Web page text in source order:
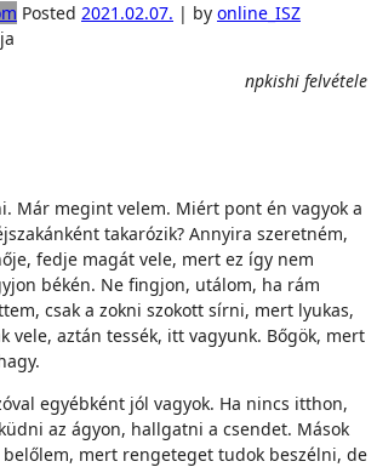
Posted 2021.02.07. | by online_ISZ
npkishi felvétele
Már megint velem. Miért pont én vagyok a
takarózik? Annyira szeretném,
fedje magát vele, mert ez így nem
békén. Ne fingjon, utálom, ha rám
csak a zokni szokott sírni, mert lyukas,
vele, aztán tessék, itt vagyunk. Bőgök, mert
egyébként jól vagyok. Ha nincs itthon,
az ágyon, hallgatni a csendet. Mások
mert rengeteget tudok beszélni, de